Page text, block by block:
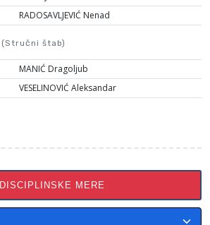
RADOSAVLJEVIĆ Nenad
(Stručni štab)
MANIĆ Dragoljub
VESELINOVIĆ Aleksandar
DISCIPLINSKE MERE